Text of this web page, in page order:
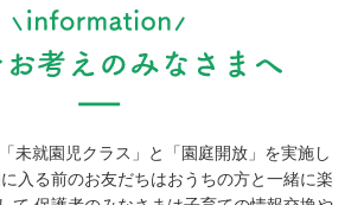
未就園児クラス」と「園庭開放」を実施し
入る前のお友だちはおうちの方と一緒に楽